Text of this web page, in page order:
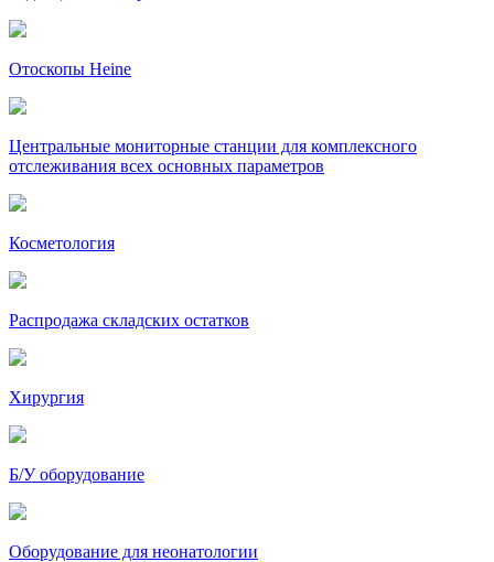
Отоскопы Heine
Центральные мониторные станции для комплексного
отслеживания всех основных параметров
Косметология
Распродажа складских остатков
Хирургия
Б/У оборудование
Оборудование для неонатологии